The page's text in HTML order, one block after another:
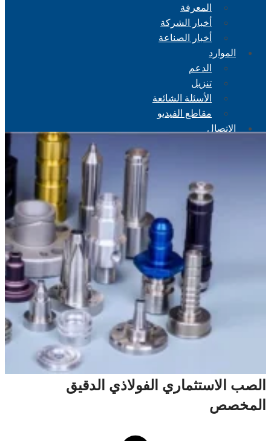
المعرفة
أخبار الشركة
أخبار الصناعة
الموارد
الدعم
تنزيل
الأسئلة الشائعة
مقاطع الفيديو
الاتصال
الصب الاستثماري الفولاذي الدقيق
المخصص